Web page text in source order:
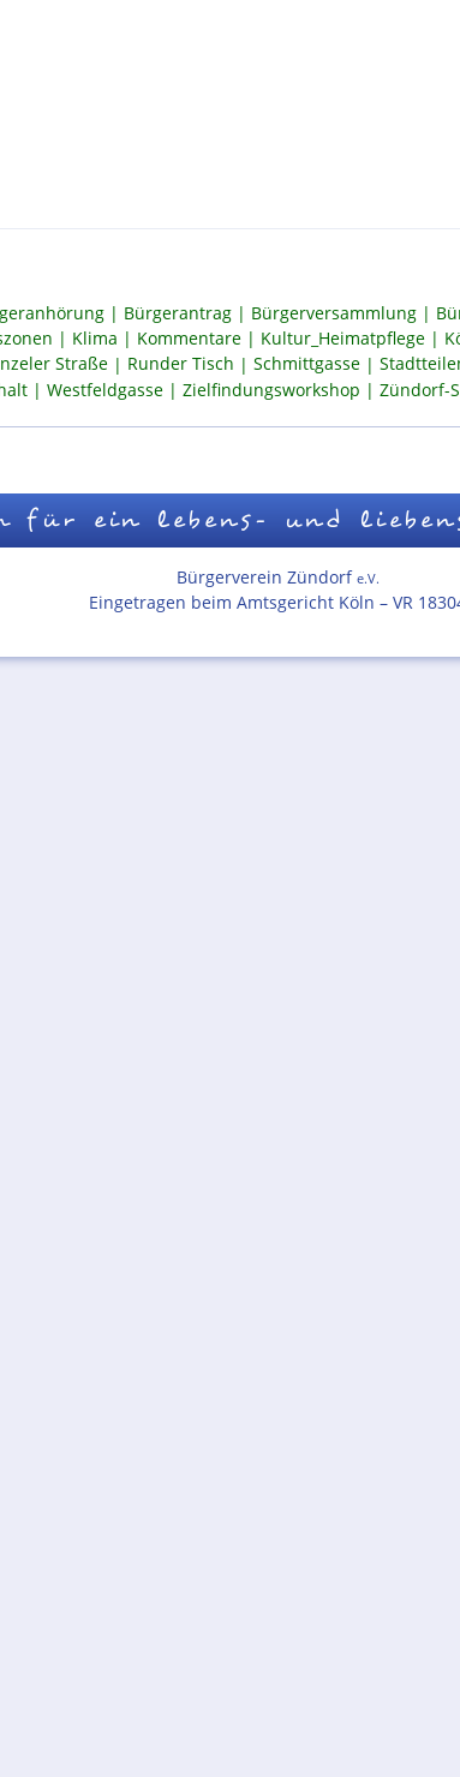
Bürgerantrag Bürgerversammlung
Klima Kommentare Kultur_Heimatpflege
Straße Runder Tisch Schmittgasse
Westfeldgasse Zielfindungsworkshop Zündorf-
für ein lebens- und
Bürgerverein Zündorf e.V.
Eingetragen beim Amtsgericht Köln – VR